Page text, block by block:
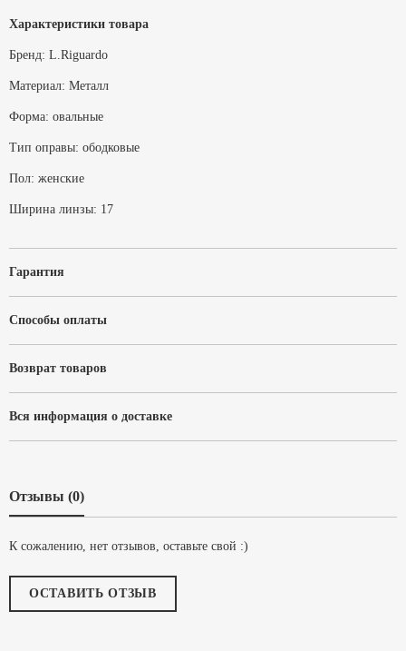
Характеристики товара
Бренд: L.Riguardo
Материал: Металл
Форма: овальные
Тип оправы: ободковые
Пол: женские
Ширина линзы: 17
Гарантия
Способы оплаты
Возврат товаров
Вся информация о доставке
Отзывы (0)
К сожалению, нет отзывов, оставьте свой :)
ОСТАВИТЬ ОТЗЫВ